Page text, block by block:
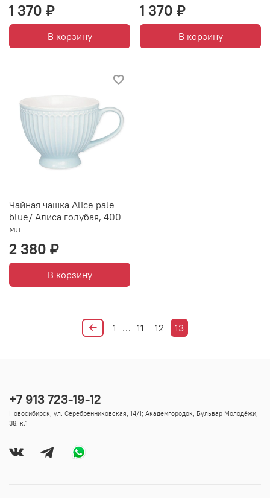
1 370 ₽
В корзину
1 370 ₽
В корзину
Чайная чашка Alice pale
blue/ Алиса голубая, 400
мл
2 380 ₽
В корзину
1 … 11 12 13
+7 913 723-19-12
Новосибирск, ул. Серебренниковская, 14/1; Академгородок, Бульвар Молодёжи,
38. к.1